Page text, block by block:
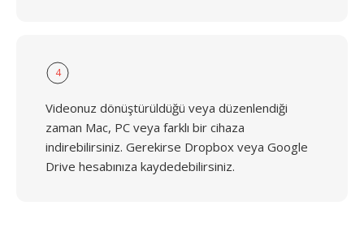
4
Videonuz dönüştürüldüğü veya düzenlendiği
zaman Mac, PC veya farklı bir cihaza
indirebilirsiniz. Gerekirse Dropbox veya Google
Drive hesabınıza kaydedebilirsiniz.